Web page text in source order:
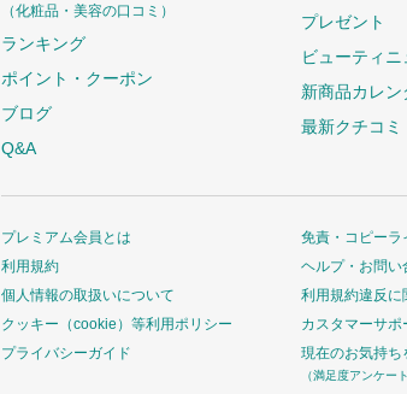
（化粧品・美容の口コミ）
ランキング
ポイント・クーポン
ブログ
Q&A
プレゼント
ビューティニ
新商品カレン
最新クチコミ
プレミアム会員とは
利用規約
個人情報の取扱いについて
クッキー（cookie）等利用ポリシー
プライバシーガイド
免責・コピーラ
ヘルプ・お問い
利用規約違反に
カスタマーサポ
現在のお気持ち
（満足度アンケー